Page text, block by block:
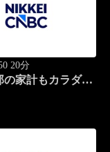
20分
の家計もカラダも